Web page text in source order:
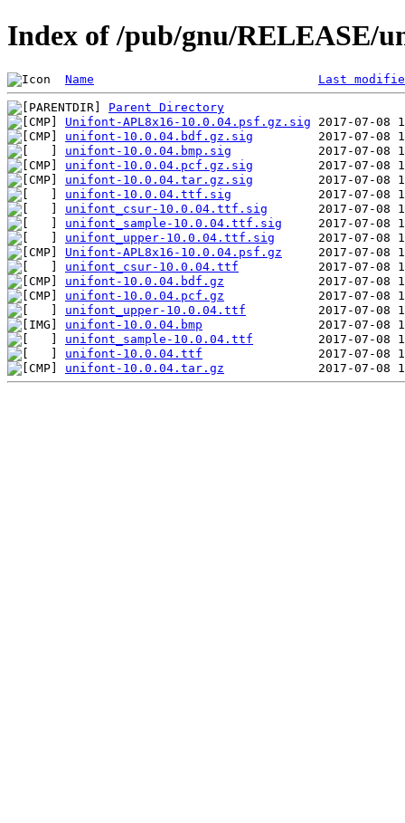
Index of /pub/gnu/RELEASE/
Name Last
Parent Directory
Unifont-APL8x16-10.0.04.psf.gz.sig
unifont-10.0.04.bdf.gz.sig
unifont-10.0.04.bmp.sig
unifont-10.0.04.pcf.gz.sig
unifont-10.0.04.tar.gz.sig
unifont-10.0.04.ttf.sig
unifont_csur-10.0.04.ttf.sig
unifont_sample-10.0.04.ttf.sig
unifont_upper-10.0.04.ttf.sig
Unifont-APL8x16-10.0.04.psf.gz
unifont_csur-10.0.04.ttf
unifont-10.0.04.bdf.gz
unifont-10.0.04.pcf.gz
unifont_upper-10.0.04.ttf
unifont-10.0.04.bmp
unifont_sample-10.0.04.ttf
unifont-10.0.04.ttf
unifont-10.0.04.tar.gz